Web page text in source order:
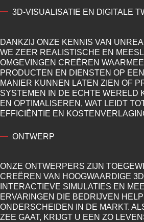
3D-VISUALISATIE EN DIGITALE
DANKZIJ ONZE KENNIS VAN
WE ZEER REALISTISCHE EN
OMGEVINGEN CREËREN
PRODUCTEN EN DIENSTEN OP
MANIER KUNNEN LATEN ZIEN OF
SYSTEMEN IN DE ECHTE WERELD
EN OPTIMALISEREN, WAT LEIDT
EFFICIËNTIE EN
ONTWERP
ONZE ONTWERPERS ZIJN
CREËREN VAN HOOGWAARDIGE
INTERACTIEVE SIMULATIES EN
ERVARINGEN DIE BEDRIJVEN
ONDERSCHEIDEN IN DE MARKT.
ZEE GAAT, KRIJGT U EEN ZO